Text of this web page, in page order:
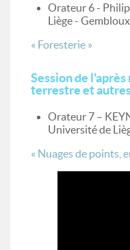
Orateur 6 -
Liège -
« Foresterie »
Session de
terrestre et
Orateur 7 –
Université de
« Nuages de points,